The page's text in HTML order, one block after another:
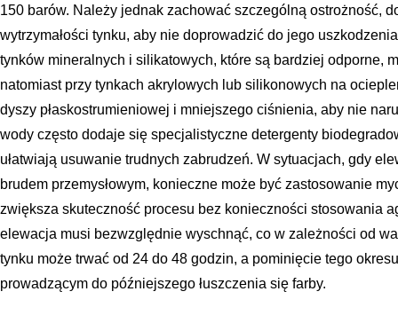
150 barów. Należy jednak zachować szczególną ostrożność,
wytrzymałości tynku, aby nie doprowadzić do jego
tynków mineralnych i silikatowych, które są bardziej odporne,
natomiast przy tynkach akrylowych lub silikonowych na
dyszy płaskostrumieniowej i mniejszego ciśnienia, aby nie
wody często dodaje się specjalistyczne detergenty
ułatwiają usuwanie trudnych zabrudzeń. W sytuacjach, gdy
brudem przemysłowym, konieczne może być zastosowanie
zwiększa skuteczność procesu bez konieczności stosowania
elewacja musi bezwzględnie wyschnąć, co w zależności od
tynku może trwać od 24 do 48 godzin, a pominięcie tego
prowadzącym do późniejszego łuszczenia się farby.